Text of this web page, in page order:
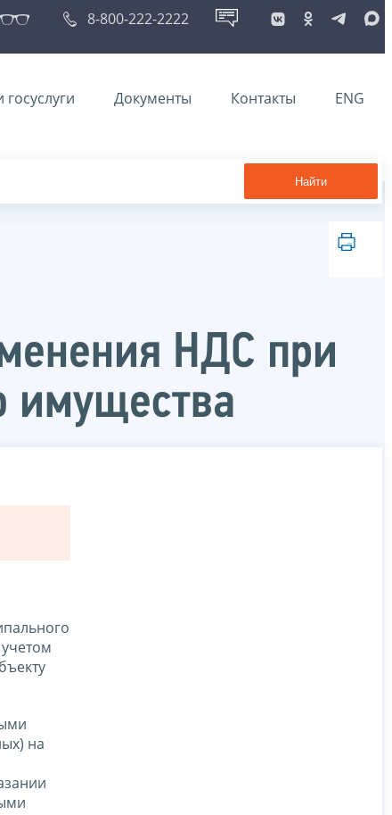
8-800-222-2222
Документы Контакты ENG
Найти
НДС при
имущества
на